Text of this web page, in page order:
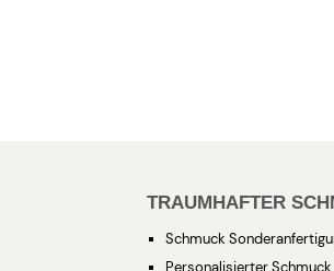
TRAUMHAFTER
Schmuck
Personalisierter Schmuck